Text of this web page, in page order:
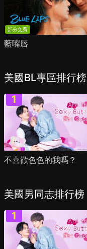
部分免費
藍嘴唇
美國BL專區排行榜
不喜歡色色的我嗎？
美國男同志排行榜